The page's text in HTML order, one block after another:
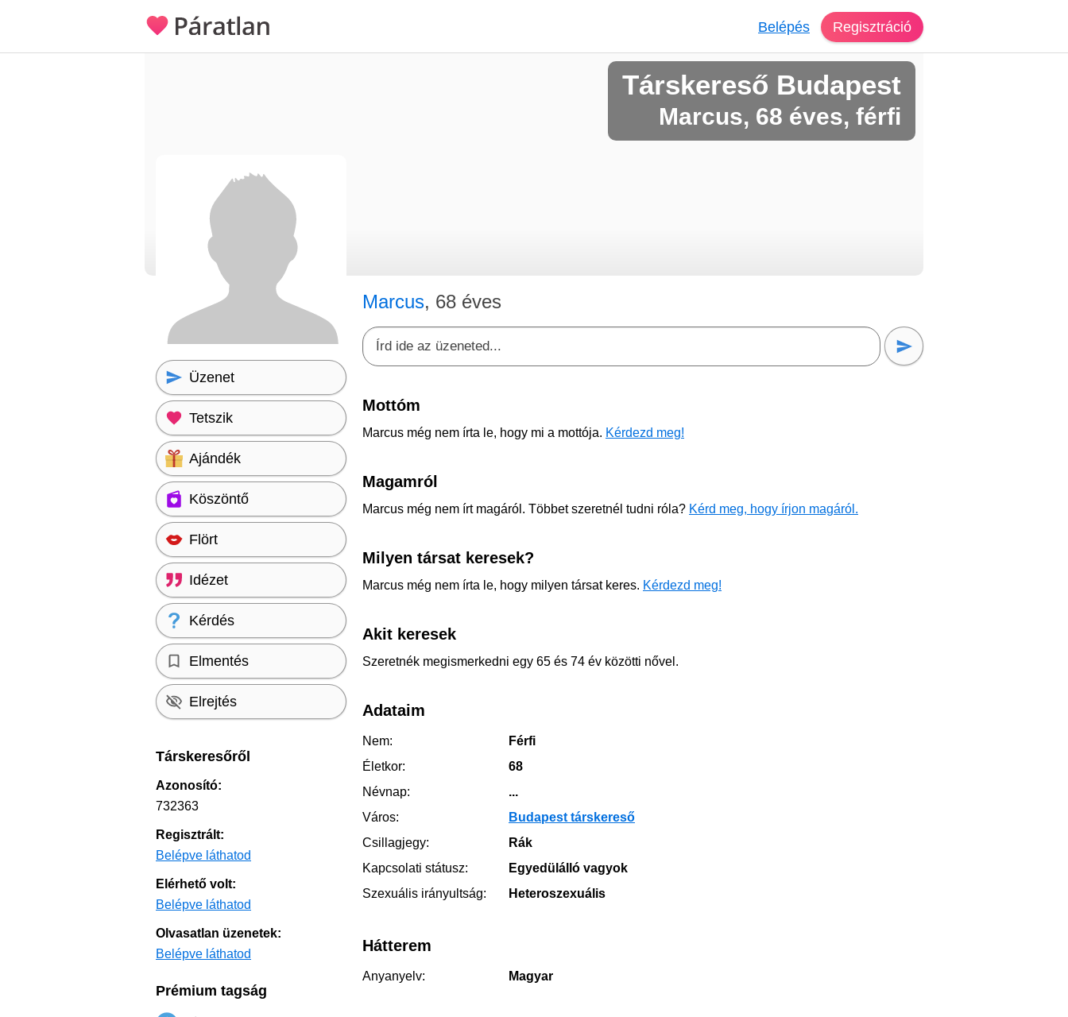
Belépés Regisztráció
Társkereső Budapest
Marcus, 68 éves, férfi
Marcus, 68 éves
Mottóm
Marcus még nem írta le, hogy mi a mottója. Kérdezd meg!
Magamról
Marcus még nem írt magáról. Többet szeretnél tudni róla? Kérd meg, hogy írjon magáról.
Milyen társat keresek?
Marcus még nem írta le, hogy milyen társat keres. Kérdezd meg!
Akit keresek
Szeretnék megismerkedni egy 65 és 74 év közötti nővel.
Adataim
Nem:
Férfi
Életkor:
68
Névnap:
...
Város:
Budapest társkereső
Csillagjegy:
Rák
Kapcsolati státusz:
Egyedülálló vagyok
Szexuális irányultság:
Heteroszexuális
Hátterem
Anyanyelv: Magyar
Üzenet
Tetszik
Ajándék
Köszöntő
Flört
Idézet
Kérdés
Elmentés
Elrejtés
Társkeresőről
Azonosító:
732363
Regisztrált:
Belépve láthatod
Elérhető volt:
Belépve láthatod
Olvasatlan üzenetek:
Belépve láthatod
Prémium tagság